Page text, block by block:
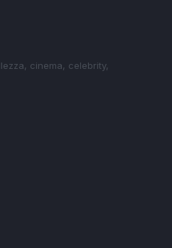
cinema, celebrity,